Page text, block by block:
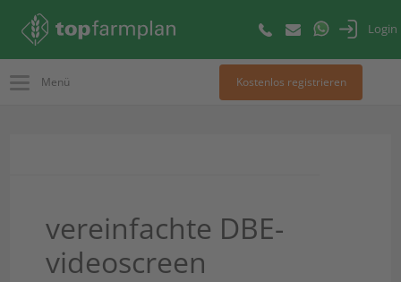
Login
Menü Kostenlos registrieren
vereinfachte DBE-
videoscreen